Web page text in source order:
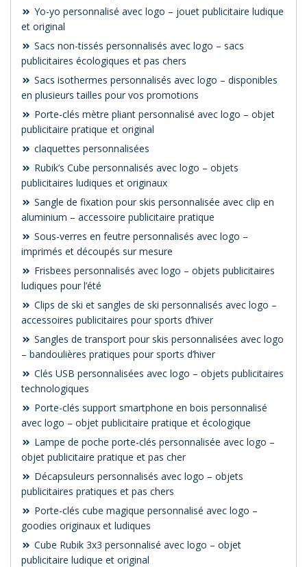
Yo-yo personnalisé avec logo – jouet publicitaire ludique
et original
Sacs non-tissés personnalisés avec logo – sacs
publicitaires écologiques et pas chers
Sacs isothermes personnalisés avec logo – disponibles
en plusieurs tailles pour vos promotions
Porte-clés mètre pliant personnalisé avec logo – objet
publicitaire pratique et original
claquettes personnalisées
Rubik’s Cube personnalisés avec logo – objets
publicitaires ludiques et originaux
Sangle de fixation pour skis personnalisée avec clip en
aluminium – accessoire publicitaire pratique
Sous-verres en feutre personnalisés avec logo –
imprimés et découpés sur mesure
Frisbees personnalisés avec logo – objets publicitaires
ludiques pour l’été
Clips de ski et sangles de ski personnalisés avec logo –
accessoires publicitaires pour sports d’hiver
Sangles de transport pour skis personnalisées avec logo
– bandoulières pratiques pour sports d’hiver
Clés USB personnalisées avec logo – objets publicitaires
technologiques
Porte-clés support smartphone en bois personnalisé
avec logo – objet publicitaire pratique et écologique
Lampe de poche porte-clés personnalisée avec logo –
objet publicitaire pratique et pas cher
Décapsuleurs personnalisés avec logo – objets
publicitaires pratiques et pas chers
Porte-clés cube magique personnalisé avec logo –
goodies originaux et ludiques
Cube Rubik 3x3 personnalisé avec logo – objet
publicitaire ludique et original